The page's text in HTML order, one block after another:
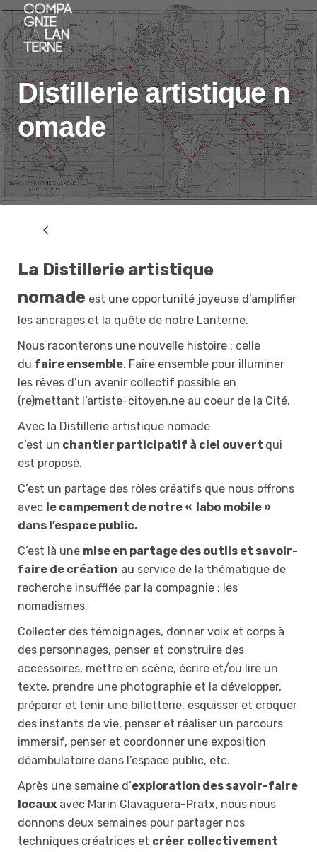
Skip
to
content
Distillerie artistique n
omade
La Distillerie artistique
nomade est une opportunité joyeuse d’amplifier
les ancrages et la quête de notre Lanterne.
Nous raconterons une nouvelle histoire : celle
du faire ensemble. Faire ensemble pour illuminer
les rêves d’un avenir collectif possible en
(re)mettant l’artiste-citoyen.ne au coeur de la Cité.
Avec la Distillerie artistique nomade
c’est un chantier participatif à ciel ouvert qui
est proposé.
C’est un partage des rôles créatifs que nous offrons
avec le campement de notre « labo mobile »
dans l’espace public.
C’est là une mise en partage des outils et savoir-
faire de création au service de la thématique de
recherche insufflée par la compagnie : les
nomadismes.
Collecter des témoignages, donner voix et corps à
des personnages, penser et construire des
accessoires, mettre en scène, écrire et/ou lire un
texte, prendre une photographie et la développer,
préparer et tenir une billetterie, esquisser et croquer
des instants de vie, penser et réaliser un parcours
immersif, penser et coordonner une exposition
déambulatoire dans l’espace public, etc.
Après une semaine d’exploration des savoir-faire
locaux avec Marin Clavaguera-Pratx, nous nous
donnons deux semaines pour partager nos
techniques créatrices et créer collectivement